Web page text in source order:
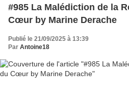
#985 La Malédiction de la
Cœur by Marine Derache
Publié le 21/09/2025 à 13:39
Par Antoine18